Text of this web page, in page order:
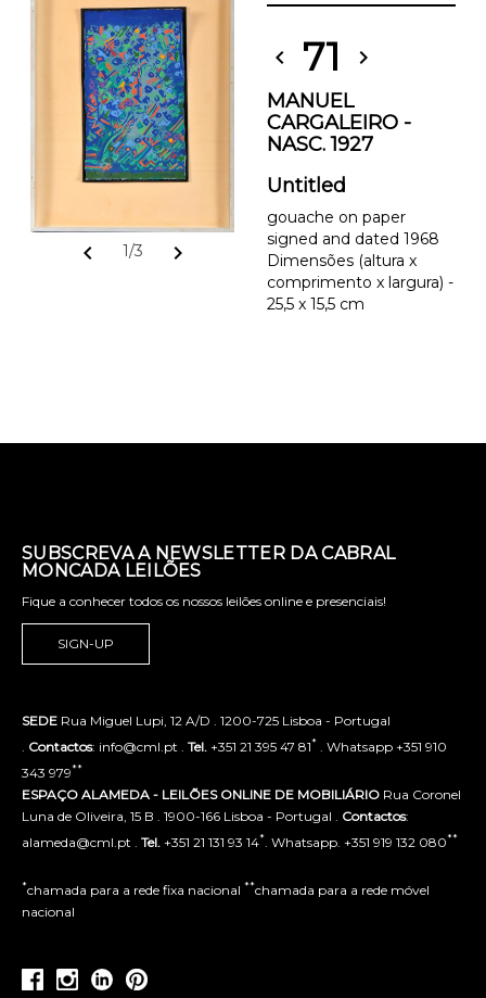
chevron_left 1/3 chevron_right
chevron_left 71 chevron_right
MANUEL
CARGALEIRO -
NASC. 1927
Untitled
gouache on paper
signed and dated 1968
Dimensões (altura x
comprimento x largura) -
25,5 x 15,5 cm
SUBSCREVA A NEWSLETTER DA CABRAL
MONCADA LEILÕES
Fique a conhecer todos os nossos leilões online e presenciais!
SIGN-UP
SEDE Rua Miguel Lupi, 12 A/D . 1200-725 Lisboa - Portugal
Contactos: info@cml.pt . Tel. +351 21 395 47 81* . Whatsapp +351 910
343 979**
ESPAÇO ALAMEDA - LEILÕES ONLINE DE MOBILIÁRIO Rua Coronel
Luna de Oliveira, 15 B . 1900-166 Lisboa - Portugal . Contactos:
alameda@cml.pt . Tel. +351 21 131 93 14* . Whatsapp. +351 919 132 080**
*chamada para a rede fixa nacional **chamada para a rede móvel
nacional